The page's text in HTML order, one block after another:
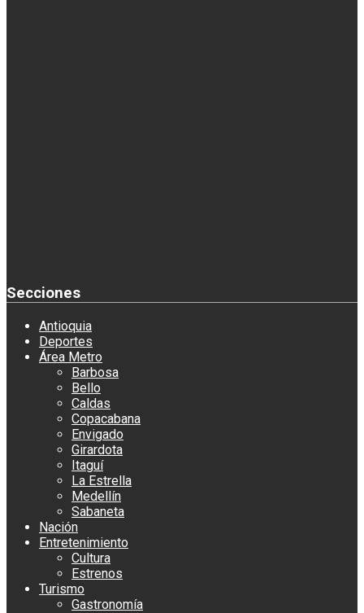
Secciones
Antioquia
Deportes
Área Metro
Barbosa
Bello
Caldas
Copacabana
Envigado
Girardota
Itaguí
La Estrella
Medellín
Sabaneta
Nación
Entretenimiento
Cultura
Estrenos
Turismo
Gastronomía